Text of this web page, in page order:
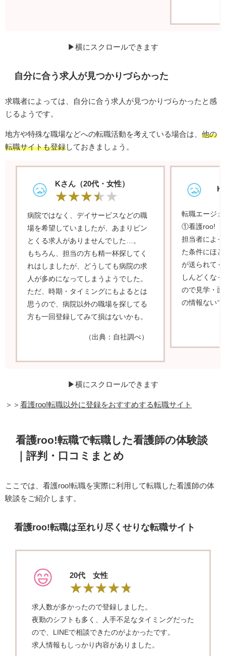
▶横にスクロールできます
自分に合う求人が見つかりづらかった
求職者によっては、自分に合う求人が見つかりづらかったと感
じるようです。
地方や特殊な職場などへの転職活動を考えている場合は、 他の
転職サイトも登録 しておきましょう。
Kさん（20代・女性）
病院ではなく、デイサービスなどの職
場を希望していましたが、あまりピン
とくる求人がありませんでした…。
もちろん、担当の方も精一杯探してく
れはしましたが、どうしても病院の求
人が多めになってしまうようでした。
ただ、時期・タイミングにもよるとは
思うので、病院以外の職場を探してる
方も一回登録してみて損はないかも。
（出典：自社調べ）
K
転職エージェ
①看護roo!
担当者によっ
た条件にほ
が送られてく
しんどくな
ので見学・面
の情報ないで
▶横にスクロールできます
＞＞ 看護roo!転職以外に登録をおすすめする転職サイト
看護roo!転職で転職した看護師の体験談
｜評判・口コミまとめ
ここでは、看護roo!転職を実際に利用して転職した看護師の体
験談をご紹介します。
看護roo!転職は至れり尽くせりな転職サイト
20代 女性
求人数が多かったので登録しました。
夜勤のシフトも多く、人手不足なタイミングだった
ので、LINEで相談できたのがよかったです。
求人情報もしっかり内容がありました。